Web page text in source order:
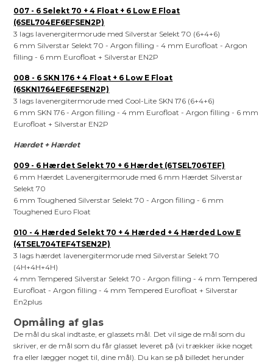
007 - 6 Selekt 70 + 4 Float + 6 Low E Float
(6SEL704EF6EFSEN2P)
3 lags lavenergitermorude med Silverstar Selekt 70 (6+4+6)
6 mm Silverstar Selekt 70 - Argon filling - 4 mm Eurofloat - Argon
filling - 6 mm Eurofloat + Silverstar EN2P
008 - 6 SKN 176 + 4 Float + 6 Low E Float
(6SKN1764EF6EFSEN2P)
3 lags lavenergitermorude med Cool-Lite SKN 176 (6+4+6)
6 mm SKN 176 - Argon filling - 4 mm Eurofloat - Argon filling - 6 mm
Eurofloat + Silverstar EN2P
Hærdet + Hærdet
009 - 6 Hærdet Selekt 70 + 6 Hærdet (6TSEL706TEF)
6 mm Hærdet Lavenergitermorude med 6 mm Hærdet Silverstar
Selekt 70
6 mm Toughened Silverstar Selekt 70 - Argon filling - 6 mm
Toughened Euro Float
010 - 4 Hærded Selekt 70 + 4 Hærded + 4 Hærded Low E
(4TSEL704TEF4TSEN2P)
3 lags hærdet lavenergitermorude med Silverstar Selekt 70
(4H+4H+4H)
4 mm Tempered Silverstar Selekt 70 - Argon filling - 4 mm Tempered
Eurofloat - Argon filling - 4 mm Tempered Eurofloat + Silverstar
En2plus
Opmåling af glas
De mål du skal indtaste, er glassets mål. Det vil sige de mål som du
skriver, er de mål som du får glasset leveret på (vi trækker ikke noget
fra eller lægger noget til, dine mål). Du kan se på billedet herunder